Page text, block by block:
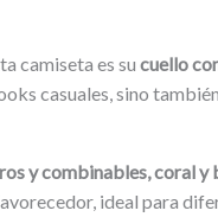
camiseta es su cuello
casuales, sino
y combinables, coral y
ideal para